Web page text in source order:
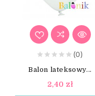
(0)
Balon lateksowy...
2,40 zł